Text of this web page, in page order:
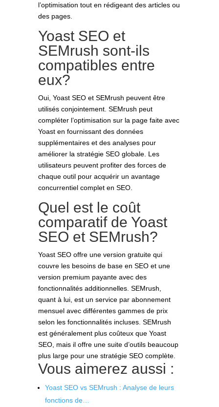
l’optimisation tout en rédigeant des articles ou
des pages.
Yoast SEO et
SEMrush sont-ils
compatibles entre
eux?
Oui, Yoast SEO et SEMrush peuvent être
utilisés conjointement. SEMrush peut
compléter l’optimisation sur la page faite avec
Yoast en fournissant des données
supplémentaires et des analyses pour
améliorer la stratégie SEO globale. Les
utilisateurs peuvent profiter des forces de
chaque outil pour acquérir un avantage
concurrentiel complet en SEO.
Quel est le coût
comparatif de Yoast
SEO et SEMrush?
Yoast SEO offre une version gratuite qui
couvre les besoins de base en SEO et une
version premium payante avec des
fonctionnalités additionnelles. SEMrush,
quant à lui, est un service par abonnement
mensuel avec différentes gammes de prix
selon les fonctionnalités incluses. SEMrush
est généralement plus coûteux que Yoast
SEO, mais il offre une suite d’outils beaucoup
plus large pour une stratégie SEO complète.
Vous aimerez aussi :
Yoast SEO vs SEMrush : Analyse de leurs
fonctions de…